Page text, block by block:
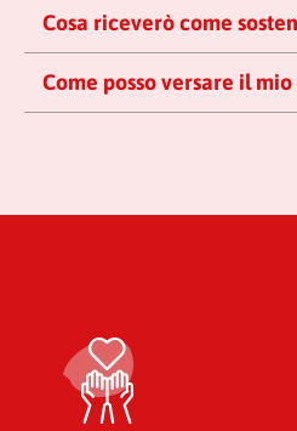
Cosa riceverò come
Come posso versare il